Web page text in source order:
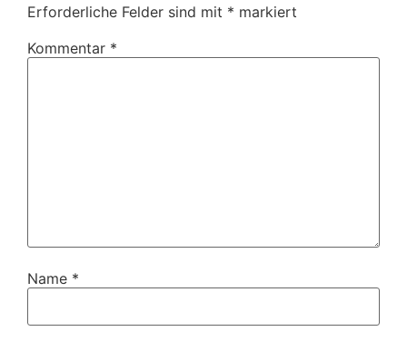
Erforderliche Felder sind mit * markiert
Kommentar *
Name *